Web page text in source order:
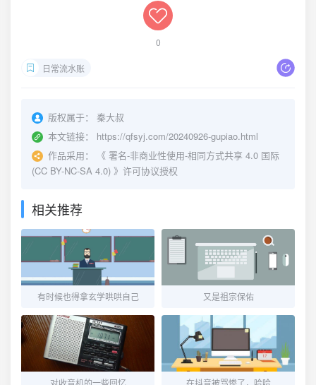
0
日常流水账
版权属于：
秦大叔
本文链接：
https://qfsyj.com/20240926-gupiao.html
作品采用：
《 署名-非商业性使用-相同方式共享 4.0 国际
(CC BY-NC-SA 4.0) 》许可协议授权
相关推荐
有时候也得拿玄学哄哄自己 又是祖宗保佑